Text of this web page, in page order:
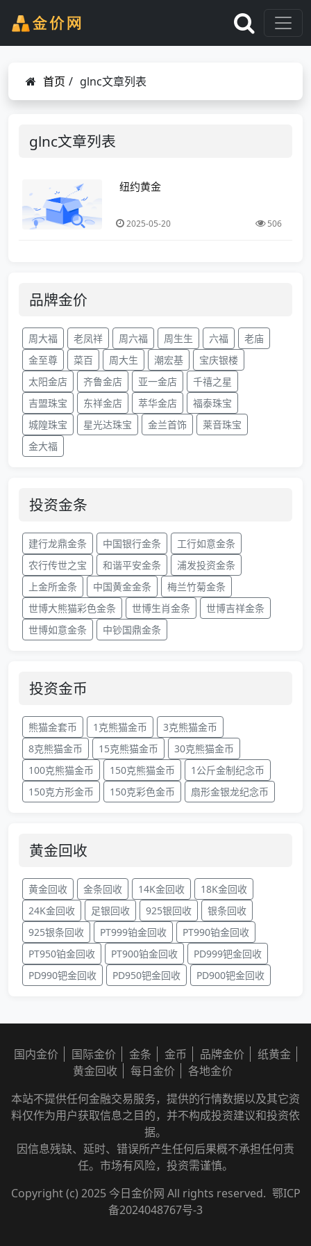
首页 / glnc文章列表
glnc文章列表
纽约黄金
2025-05-20 506
品牌金价
周大福 老凤祥 周六福 周生生 六福
老庙
金至尊
菜百 周大生 潮宏基
宝庆银楼
太阳金店
齐鲁金店 亚一金店
千禧之星
吉盟珠宝
东祥金店 萃华金店
福泰珠宝
城隍珠宝
星光达珠宝 金兰首饰
莱音珠宝
金大福
投资金条
建行龙鼎金条 中国银行金条
工行如意金条
农行传世之宝
和谐平安金条
浦发投资金条
上金所金条
中国黄金金条
梅兰竹菊金条
世博大熊猫彩色金条
世博生肖金条
世博吉祥金条
世博如意金条
中钞国鼎金条
投资金币
熊猫金套币 1克熊猫金币
3克熊猫金币
8克熊猫金币
15克熊猫金币
30克熊猫金币
100克熊猫金币
150克熊猫金币
1公斤金制纪念币
150克方形金币
150克彩色金币 扇形金银龙纪念币
黄金回收
黄金回收 金条回收 14K金回收
18K金回收
24K金回收
足银回收 925银回收
银条回收
925银条回收
PT999铂金回收
PT990铂金回收
PT950铂金回收
PT900铂金回收
PD999钯金回收
PD990钯金回收
PD950钯金回收 PD900钯金回收
国内金价 国际金价 金条 金币 品牌金价
纸黄金
黄金回收
每日金价
各地金价
本站不提供任何金融交易服务，提供的行情数据以及其它资
料仅作为用户获取信息之目的，并不构成投资建议和投资依
据。
因信息残缺、延时、错误所产生任何后果概不承担任何责
任。市场有风险，投资需谨慎。
Copyright (c) 2025 今日金价网 All rights reserved. 鄂ICP
备2024048767号-3